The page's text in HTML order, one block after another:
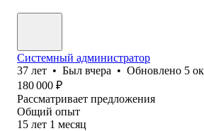
Системный администратор
37 лет • Был вчера • Обновлено 5
180 000 ₽
Рассматривает предложения
Общий опыт
15 лет 1 месяц